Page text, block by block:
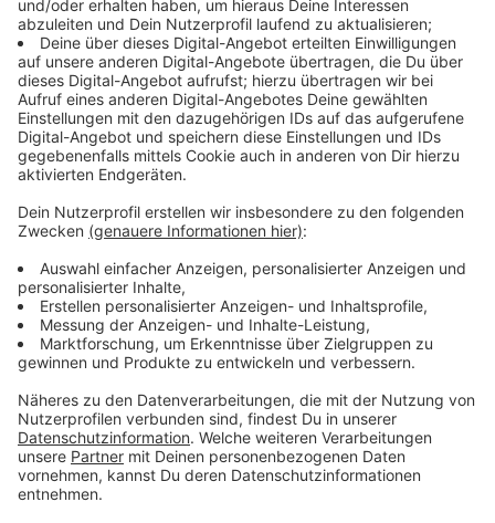
Auszählung der Briefwahl 30 Euro oder 40 Euro. Alle,
die wahlberechtigt sind, dürfen auch als
Wahlhelferinnen bzw. -helfer mitwirken. Interessierte
sollen sich beim Wahlamt der Städte melden.
Schwelm: wahlamt@schwelm.de
Wahlamt der Stadt Breckerfeld:
02338/809-32, E-Mail: nina.schuelken@breckerfeld.de.
oder per E-Mail: wahlamt@herdecke.de
Hattingen: Interessierte Personen können sich
telefonisch unter (02324) 204 3231 bei Marion
Mawick vom Wahlbüro melden. Weitere Informationen
gibt es unter www.hattingen.de/wahlehrenamt, dort
könnt ihr euch auch online anmelden.
Anzeige